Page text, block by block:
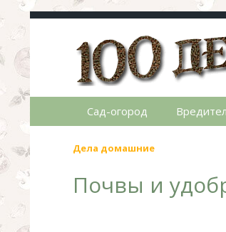
100 дел в
Полезные хитрости для
Сад-огород
Дела домашние
Почвы и